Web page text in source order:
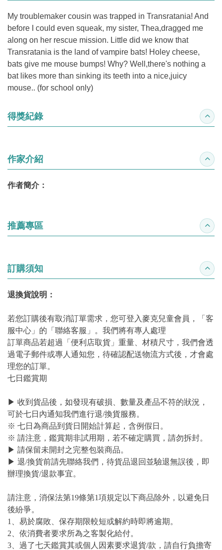
My troublemaker cousin was trapped in Transratania! And
before I could even squeak, my sister, Thea,dragged me
along on her rescue mission. Little did we know that
Transratania is the land of vampire bats! Holey cheese,
bats give me mouse bumps! Why? Well,there's nothing a
bat likes more than sinking its teeth into a nice,juicy
mouse.. (for school only)
得獎紀錄 收合
作家介紹 收合
作者簡介：
推薦專區 收合
訂購須知 收合
退換貨說明：
若您訂購後有取消訂單需求，您可登入麥克兒童會員，「客
服中心」的「聯絡客服」。我們將有專人處理
訂單商品若超過「便利店取貨」重量、材積尺寸，我們會透
過電子郵件或專人通知您，待確認配送物流方式後，才會處
理您的訂單。
七日鑑賞期
▶ 收到貨品後，如發現有破損、數量及產品不符的狀況，
可於七日內通知我們進行退/換貨服務。
※ 七日為商品到貨日開始計算起，含例假日。
※ 請注意，鑑賞期非試用期，若不確定購買，請勿拆封。
▶ 請保留未開封之完整包裝商品。
▶ 退/換貨前請先聯絡我們，待貨品退回並驗退無誤後，即
辦理換貨/退款事宜。
請注意，消保法第19條第1項規定以下商品除外，以避免日
後紛爭。
1、易於腐敗、保存期限較短或解約時即將逾期。
2、依消費者要求所為之客製化給付。
3、過了七天鑑賞其或個人因素要求退貨/款，請自行負擔寄